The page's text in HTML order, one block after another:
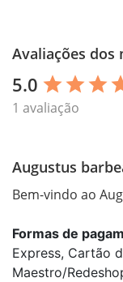
Avaliações dos
5.0 star star star
1 avaliação
Augustus
Bem-vindo ao
Formas de
Express, Cartão
Maestro/